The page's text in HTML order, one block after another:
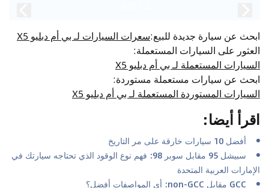
ابحث عن سيارة جديدة للبيع:سعرات السيارات لـ بي أم دبليو X5
العثور على السيارات المستعملة:
السيارات المستعملة لـ بي أم دبليو X5
ابحث عن سيارات مستعملة مستوردة:
السيارات المستوردة المستعملة لـ بي أم دبليو X5
اقرأ أيضا:
أفضل 10 سيارات خارقة على مر التاريخ
سبيشل 95 مقابل سوبر 98: فهم نوع الوقود الذي تحتاجه سيارتك في
الإمارات العربية المتحدة
GCC مقابل non-GCC: أي المواصفات أفضل؟